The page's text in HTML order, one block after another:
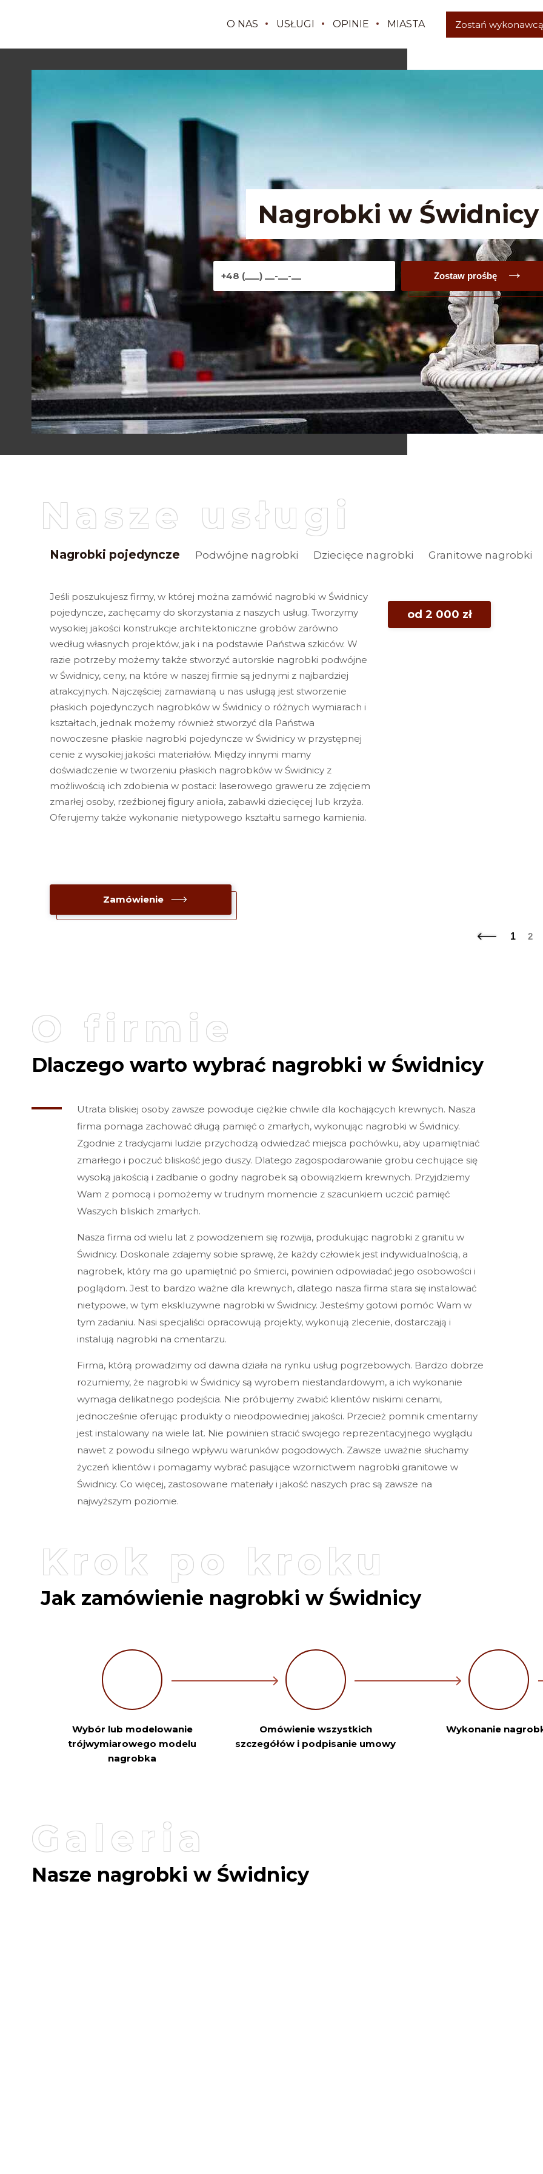
O NAS USŁUGI OPINIE MIASTA Zostań wykonawcą
Nagrobki w Świdnicy
Zostaw prośbę
Nasze usługi
Nagrobki pojedyncze Podwójne nagrobki Dziecięce nagrobki Granitowe nagrobki
Jeśli poszukujesz firmy, w której można zamówić nagrobki w Świdnicy
pojedyncze, zachęcamy do skorzystania z naszych usług. Tworzymy
wysokiej jakości konstrukcje architektoniczne grobów zarówno
według własnych projektów, jak i na podstawie Państwa szkiców. W
razie potrzeby możemy także stworzyć autorskie nagrobki podwójne
w Świdnicy, ceny, na które w naszej firmie są jednymi z najbardziej
atrakcyjnych. Najczęściej zamawianą u nas usługą jest stworzenie
płaskich pojedynczych nagrobków w Świdnicy o różnych wymiarach i
kształtach, jednak możemy również stworzyć dla Państwa
nowoczesne płaskie nagrobki pojedyncze w Świdnicy w przystępnej
cenie z wysokiej jakości materiałów. Między innymi mamy
doświadczenie w tworzeniu płaskich nagrobków w Świdnicy z
możliwością ich zdobienia w postaci: laserowego graweru ze zdjęciem
zmarłej osoby, rzeźbionej figury anioła, zabawki dziecięcej lub krzyża.
Oferujemy także wykonanie nietypowego kształtu samego kamienia.
Zamówienie
od 2 000 zł
1 2
O firmie
Dlaczego warto wybrać nagrobki w Świdnicy
Utrata bliskiej osoby zawsze powoduje ciężkie chwile dla kochających krewnych. Nasza
firma pomaga zachować długą pamięć o zmarłych, wykonując nagrobki w Świdnicy.
Zgodnie z tradycjami ludzie przychodzą odwiedzać miejsca pochówku, aby upamiętniać
zmarłego i poczuć bliskość jego duszy. Dlatego zagospodarowanie grobu cechujące się
wysoką jakością i zadbanie o godny nagrobek są obowiązkiem krewnych. Przyjdziemy
Wam z pomocą i pomożemy w trudnym momencie z szacunkiem uczcić pamięć
Waszych bliskich zmarłych.
Nasza firma od wielu lat z powodzeniem się rozwija, produkując nagrobki z granitu w
Świdnicy. Doskonale zdajemy sobie sprawę, że każdy człowiek jest indywidualnością, a
nagrobek, który ma go upamiętnić po śmierci, powinien odpowiadać jego osobowości i
poglądom. Jest to bardzo ważne dla krewnych, dlatego nasza firma stara się instalować
nietypowe, w tym ekskluzywne nagrobki w Świdnicy. Jesteśmy gotowi pomóc Wam w
tym zadaniu. Nasi specjaliści opracowują projekty, wykonują zlecenie, dostarczają i
instalują nagrobki na cmentarzu.
Firma, którą prowadzimy od dawna działa na rynku usług pogrzebowych. Bardzo dobrze
rozumiemy, że nagrobki w Świdnicy są wyrobem niestandardowym, a ich wykonanie
wymaga delikatnego podejścia. Nie próbujemy zwabić klientów niskimi cenami,
jednocześnie oferując produkty o nieodpowiedniej jakości. Przecież pomnik cmentarny
jest instalowany na wiele lat. Nie powinien stracić swojego reprezentacyjnego wyglądu
nawet z powodu silnego wpływu warunków pogodowych. Zawsze uważnie słuchamy
życzeń klientów i pomagamy wybrać pasujące wzornictwem nagrobki granitowe w
Świdnicy. Co więcej, zastosowane materiały i jakość naszych prac są zawsze na
najwyższym poziomie.
Krok po kroku
Jak zamówienie nagrobki w Świdnicy
Wybór lub modelowanie
trójwymiarowego modelu
nagrobka
Omówienie wszystkich
szczegółów i podpisanie umowy
Wykonanie
Galeria
Nasze nagrobki w Świdnicy
Twoje imię:
Telefon:
Twoje miasto
Sprawdź szczegóły zamówienia
Klikając przycisk „Prześlij”, akceptuję ogólne warunki. Rozumiem, że moje
dane osobowe będą wykorzystywane zgodnie z polityką prywatności,